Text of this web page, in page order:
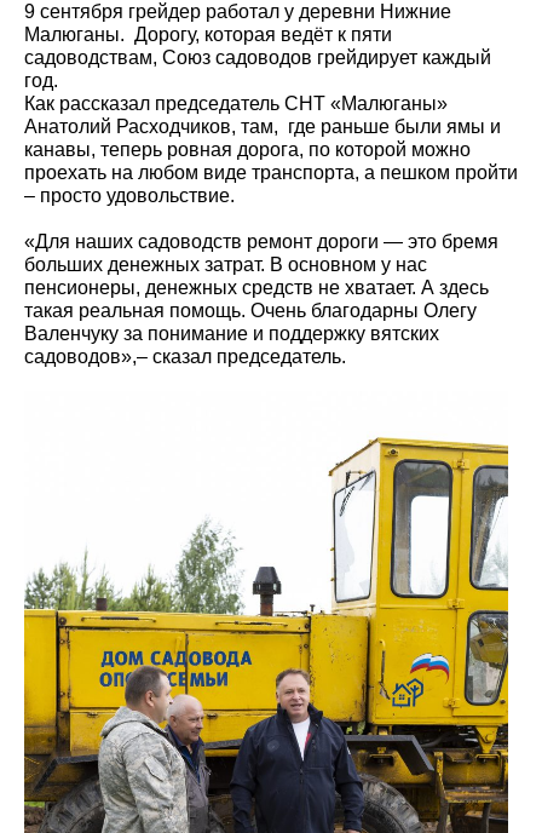
9 сентября грейдер работал у деревни Нижние
Малюганы. Дорогу, которая ведёт к пяти
садоводствам, Союз садоводов грейдирует каждый
год.
Как рассказал председатель СНТ «Малюганы»
Анатолий Расходчиков, там, где раньше были ямы и
канавы, теперь ровная дорога, по которой можно
проехать на любом виде транспорта, а пешком пройти
– просто удовольствие.
«Для наших садоводств ремонт дороги — это бремя
больших денежных затрат. В основном у нас
пенсионеры, денежных средств не хватает. А здесь
такая реальная помощь. Очень благодарны Олегу
Валенчуку за понимание и поддержку вятских
садоводов»,– сказал председатель.